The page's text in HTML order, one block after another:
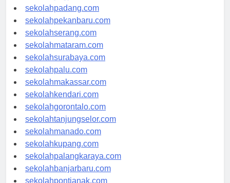
sekolahyogyakarta.com
sekolahpadang.com
sekolahpekanbaru.com
sekolahserang.com
sekolahmataram.com
sekolahsurabaya.com
sekolahpalu.com
sekolahmakassar.com
sekolahkendari.com
sekolahgorontalo.com
sekolahtanjungselor.com
sekolahmanado.com
sekolahkupang.com
sekolahpalangkaraya.com
sekolahbanjarbaru.com